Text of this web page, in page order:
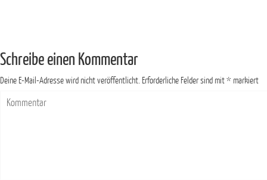
Schreibe einen Kommentar
Deine E-Mail-Adresse wird nicht veröffentlicht. Erforderliche Felder sind mit* markiert